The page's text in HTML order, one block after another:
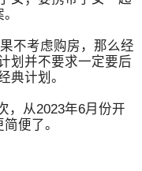
不考虑购房，那么经
划并不要求一定要后
典计划。
从2023年6月份开
便了。